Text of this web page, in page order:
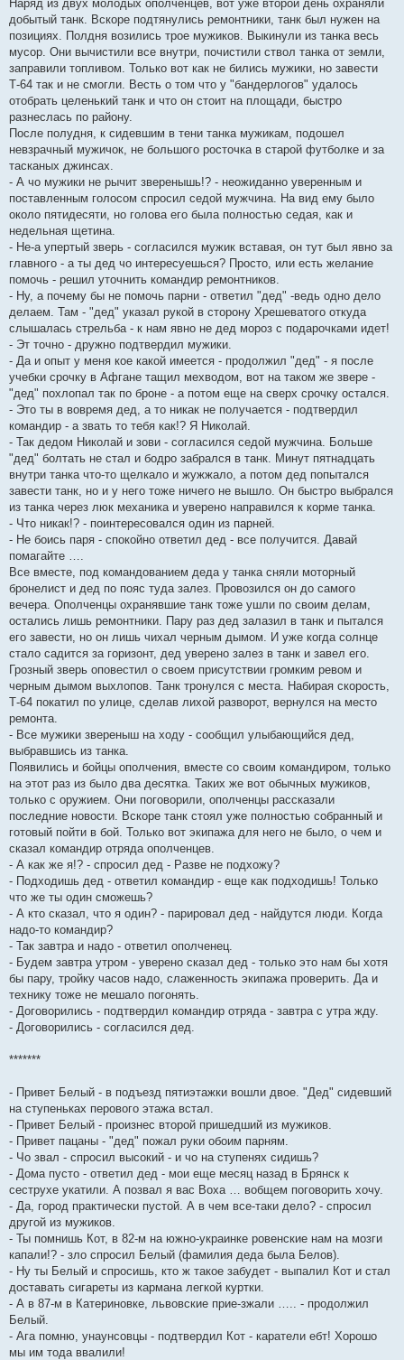
Наряд из двух молодых ополченцев, вот уже второй день охраняли
добытый танк. Вскоре подтянулись ремонтники, танк был нужен на
позициях. Полдня возились трое мужиков. Выкинули из танка весь
мусор. Они вычистили все внутри, почистили ствол танка от земли,
заправили топливом. Только вот как не бились мужики, но завести
Т-64 так и не смогли. Весть о том что у "бандерлогов" удалось
отобрать целенький танк и что он стоит на площади, быстро
разнеслась по району.
После полудня, к сидевшим в тени танка мужикам, подошел
невзрачный мужичок, не большого росточка в старой футболке и за
тасканых джинсах.
- А чо мужики не рычит зверенышь!? - неожиданно уверенным и
поставленным голосом спросил седой мужчина. На вид ему было
около пятидесяти, но голова его была полностью седая, как и
недельная щетина.
- Не-а упертый зверь - согласился мужик вставая, он тут был явно за
главного - а ты дед чо интересуешься? Просто, или есть желание
помочь - решил уточнить командир ремонтников.
- Ну, а почему бы не помочь парни - ответил "дед" -ведь одно дело
делаем. Там - "дед" указал рукой в сторону Хрешеватого откуда
слышалась стрельба - к нам явно не дед мороз с подарочками идет!
- Эт точно - дружно подтвердил мужики.
- Да и опыт у меня кое какой имеется - продолжил "дед" - я после
учебки срочку в Афгане тащил мехводом, вот на таком же звере -
"дед" похлопал так по броне - а потом еще на сверх срочку остался.
- Это ты в вовремя дед, а то никак не получается - подтвердил
командир - а звать то тебя как!? Я Николай.
- Так дедом Николай и зови - согласился седой мужчина. Больше
"дед" болтать не стал и бодро забрался в танк. Минут пятнадцать
внутри танка что-то щелкало и жужжало, а потом дед попытался
завести танк, но и у него тоже ничего не вышло. Он быстро выбрался
из танка через люк механика и уверено направился к корме танка.
- Что никак!? - поинтересовался один из парней.
- Не боись паря - спокойно ответил дед - все получится. Давай
помагайте ….
Все вместе, под командованием деда у танка сняли моторный
бронелист и дед по пояс туда залез. Провозился он до самого
вечера. Ополченцы охранявшие танк тоже ушли по своим делам,
остались лишь ремонтники. Пару раз дед залазил в танк и пытался
его завести, но он лишь чихал черным дымом. И уже когда солнце
стало садится за горизонт, дед уверено залез в танк и завел его.
Грозный зверь оповестил о своем присутствии громким ревом и
черным дымом выхлопов. Танк тронулся с места. Набирая скорость,
Т-64 покатил по улице, сделав лихой разворот, вернулся на место
ремонта.
- Все мужики звереныш на ходу - сообщил улыбающийся дед,
выбравшись из танка.
Появились и бойцы ополчения, вместе со своим командиром, только
на этот раз из было два десятка. Таких же вот обычных мужиков,
только с оружием. Они поговорили, ополченцы рассказали
последние новости. Вскоре танк стоял уже полностью собранный и
готовый пойти в бой. Только вот экипажа для него не было, о чем и
сказал командир отряда ополченцев.
- А как же я!? - спросил дед - Разве не подхожу?
- Подходишь дед - ответил командир - еще как подходишь! Только
что же ты один сможешь?
- А кто сказал, что я один? - парировал дед - найдутся люди. Когда
надо-то командир?
- Так завтра и надо - ответил ополченец.
- Будем завтра утром - уверено сказал дед - только это нам бы хотя
бы пару, тройку часов надо, слаженность экипажа проверить. Да и
технику тоже не мешало погонять.
- Договорились - подтвердил командир отряда - завтра с утра жду.
- Договорились - согласился дед.
*******
- Привет Белый - в подъезд пятиэтажки вошли двое. "Дед" сидевший
на ступеньках перового этажа встал.
- Привет Белый - произнес второй пришедший из мужиков.
- Привет пацаны - "дед" пожал руки обоим парням.
- Чо звал - спросил высокий - и чо на ступенях сидишь?
- Дома пусто - ответил дед - мои еще месяц назад в Брянск к
сеструхе укатили. А позвал я вас Воха … вобщем поговорить хочу.
- Да, город практически пустой. А в чем все-таки дело? - спросил
другой из мужиков.
- Ты помнишь Кот, в 82-м на южно-украинке ровенские нам на мозги
капали!? - зло спросил Белый (фамилия деда была Белов).
- Ну ты Белый и спросишь, кто ж такое забудет - выпалил Кот и стал
доставать сигареты из кармана легкой куртки.
- А в 87-м в Катериновке, львовские прие-зжали ….. - продолжил
Белый.
- Ага помню, унаунсовцы - подтвердил Кот - каратели ебт! Хорошо
мы им тода ввалили!